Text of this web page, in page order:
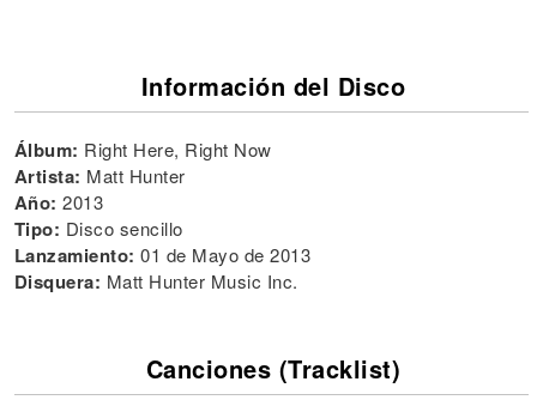
Información del Disco
Álbum: Right Here, Right Now
Artista: Matt Hunter
Año: 2013
Tipo: Disco sencillo
Lanzamiento: 01 de Mayo de 2013
Disquera: Matt Hunter Music Inc.
Canciones (Tracklist)